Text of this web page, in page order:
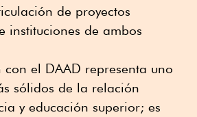
de proyectos
instituciones de ambos
el DAAD representa uno
sólidos de la relación
y educación superior; es